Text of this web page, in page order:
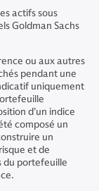
actifs sous
Goldman Sachs
ou aux autres
pendant une
uniquement
d’un indice
composé un
un
et de
du portefeuille